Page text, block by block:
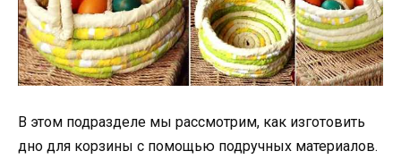
В этом подразделе мы рассмотрим, как изготовить
дно для корзины с помощью подручных материалов.